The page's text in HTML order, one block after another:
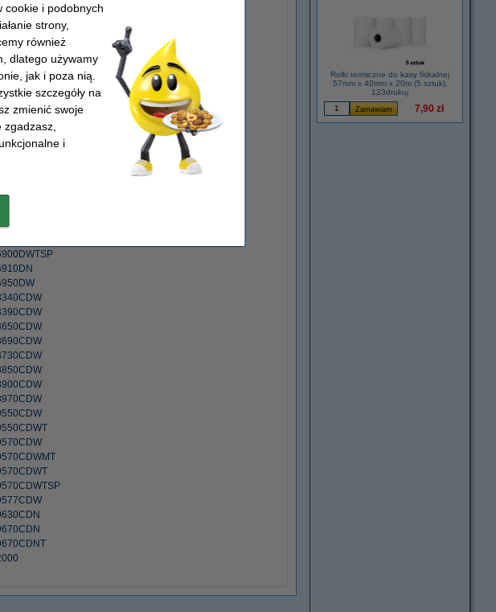
Rolki termiczne do kasy fiskalnej
57mm x 40mm x 20m (5 sztuk),
123drukuj
7,90 zł
cookie i podobnych
strony,
również
dlatego używamy
jak i poza nią.
szczegóły na
zmienić swoje
i